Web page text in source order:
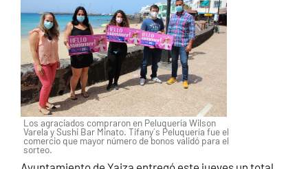
Los agraciados compraron en Peluquería Wilson
Varela y Sushi Bar Minato. Tifany´s Peluquería fue el
comercio que mayor número de bonos validó para el
sorteo.